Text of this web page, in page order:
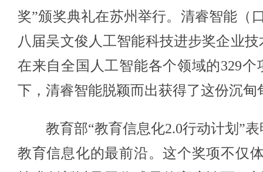
奖”颁奖典礼在苏州举行。清睿智能（
八届吴文俊人工智能科技进步奖企业
在来自全国人工智能各个领域的329个
下，清睿智能脱颖而出获得了这份沉甸
教育部“教育信息化2.0行动计划”
教育信息化的最前沿。这个奖项不仅